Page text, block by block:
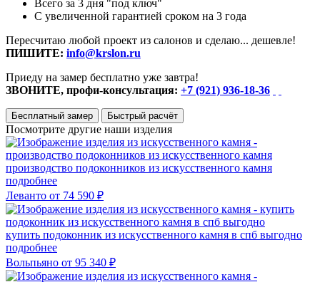
Всего за 3 дня "под ключ"
С увеличенной гарантией сроком на 3 года
Пересчитаю любой проект из салонов и сделаю... дешевле!
ПИШИТЕ: info@krslon.ru
Приеду на замер бесплатно уже завтра!
ЗВОНИТЕ, профи-консультация: +7 (921) 936-18-36
Бесплатный замер Быстрый расчёт
Посмотрите другие наши изделия
производство подоконников из искусственного камня
подробнее
Леванто от 74 590 ₽
купить подоконник из искусственного камня в спб выгодно
подробнее
Вольпьяно от 95 340 ₽